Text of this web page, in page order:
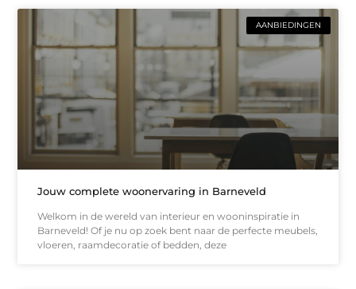
AANBIEDINGEN
Jouw complete woonervaring in Barneveld
Welkom in de wereld van interieur en wooninspiratie in
Barneveld! Of je nu op zoek bent naar de perfecte meubels,
vloeren, raamdecoratie of bedden, deze